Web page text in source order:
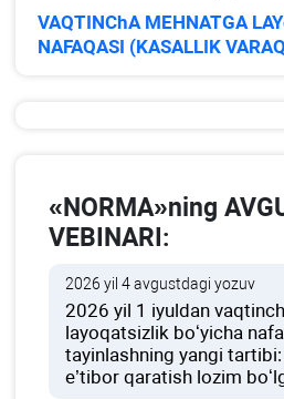
VAQTINChA MEHNATGA
NAFAQASI (KASALLIK
«NORMA»ning
VEBINARI:
2026 yil 4 avgustdagi yozuv
2026 yil 1 iyuldan
layoqatsizlik boʻyicha
tayinlashning yangi
e’tibor qaratish lozim